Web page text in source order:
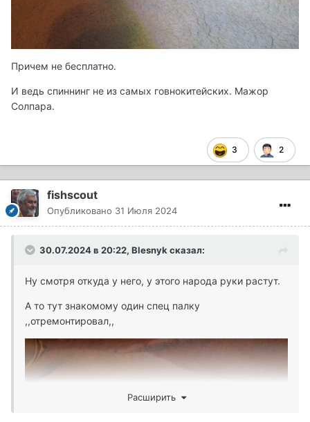
Причем не бесплатно.
И ведь спиннинг не из самых говнокитейских. Мажор
Солпара.
3 2
fishscout
Опубликовано 31 Июля 2024
30.07.2024 в 20:22, Blesnyk сказал:
Ну смотря откуда у него, у этого народа руки растут.
А то тут знакомому один спец палку
,,отремонтировал,,
Расширить